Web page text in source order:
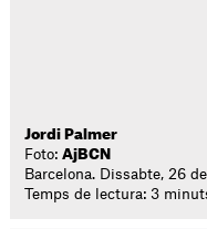
Jordi Palmer
Foto:AjBCN
Barcelona. Dissabte, 26
Temps de lectura: 3